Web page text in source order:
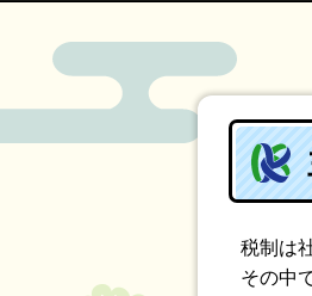
税制は
その中